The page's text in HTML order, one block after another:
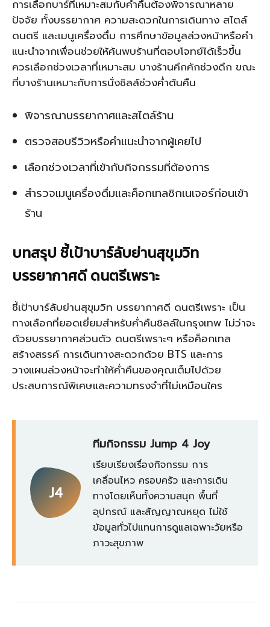
การเลือกบาร์ที่เหมาะสมกับค่ำคืนต้องพิจารณาหลาย
ปัจจัย ทั้งบรรยากาศ ความสะดวกในการเดินทาง สไตล์
ดนตรี และเมนูเครื่องดื่ม การศึกษาข้อมูลล่วงหน้าหรือคำ
แนะนำจากเพื่อนช่วยให้ค้นพบร้านที่ตอบโจทย์ได้เร็วขึ้น
ควรเลือกช่วงเวลาที่เหมาะสม บางร้านคึกคักช่วงดึก ขณะ
ที่บางร้านเหมาะกับการนั่งชิลล์ช่วงค่ำต้นคืน
พิจารณาบรรยากาศและสไตล์ร้าน
ตรวจสอบรีวิวหรือคำแนะนำจากผู้เคยไป
เลือกช่วงเวลาที่เข้ากับกิจกรรมที่ต้องการ
สำรวจเมนูเครื่องดื่มและค็อกเทลซิกเนเจอร์ก่อนเข้า
ร้าน
บทสรุป ชี้เป้าบาร์ลับย่านสุขุมวิท
บรรยากาศดี ดนตรีเพราะ
ชี้เป้าบาร์ลับย่านสุขุมวิท บรรยากาศดี ดนตรีเพราะ เป็น
ทางเลือกที่ยอดเยี่ยมสำหรับค่ำคืนชิลล์ในกรุงเทพ ไม่ว่าจะ
ด้วยบรรยากาศส่วนตัว ดนตรีเพราะๆ หรือค็อกเทล
สร้างสรรค์ การเดินทางสะดวกด้วย BTS และการ
วางแผนล่วงหน้าจะทำให้ค่ำคืนของคุณเต็มไปด้วย
ประสบการณ์พิเศษและความทรงจำที่ไม่เหมือนใคร
J4
ทีมกิจกรรม Jump 4 Joy
เรียบเรียงเรื่องกิจกรรม การ
เคลื่อนไหว ครอบครัว และการเดิน
ทางโดยเห็นทั้งความสนุก พื้นที่
อุปกรณ์ และสัญญาณหยุด ไม่ใช้
ข้อมูลทั่วไปแทนการดูแลเฉพาะวัยหรือ
ภาวะสุขภาพ